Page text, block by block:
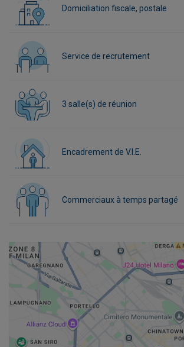
Domiciliation fiscale, postale
Service de recrutement
3 salle(s) de réunion
Encadrement de V.I.E.
Commerciaux à temps partagé